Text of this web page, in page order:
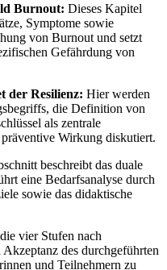
Burnout: Dieses Kapitel
Symptome sowie
von Burnout und setzt
Gefährdung von
der Resilienz: Hier werden
die Definition von
als zentrale
Wirkung diskutiert.
beschreibt das duale
eine Bedarfsanalyse durch
sowie das didaktische
vier Stufen nach
des durchgeführten
und Teilnehmern zu